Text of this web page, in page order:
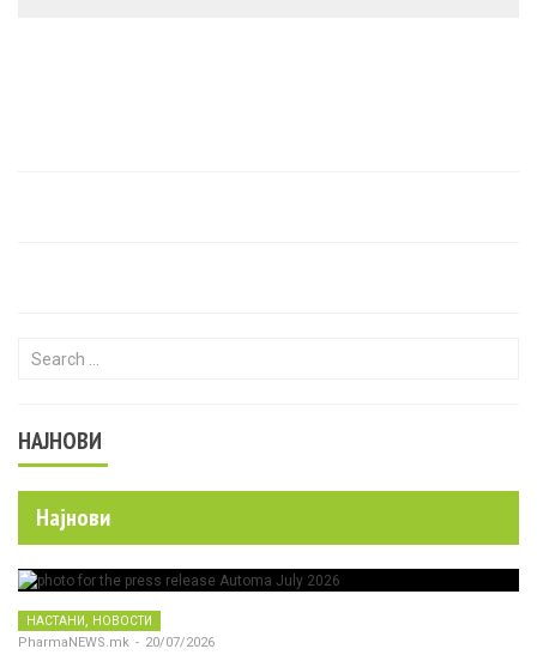
Search for:
НАЈНОВИ
Најнови
НАСТАНИ, НОВОСТИ
PharmaNEWS.mk - 20/07/2026